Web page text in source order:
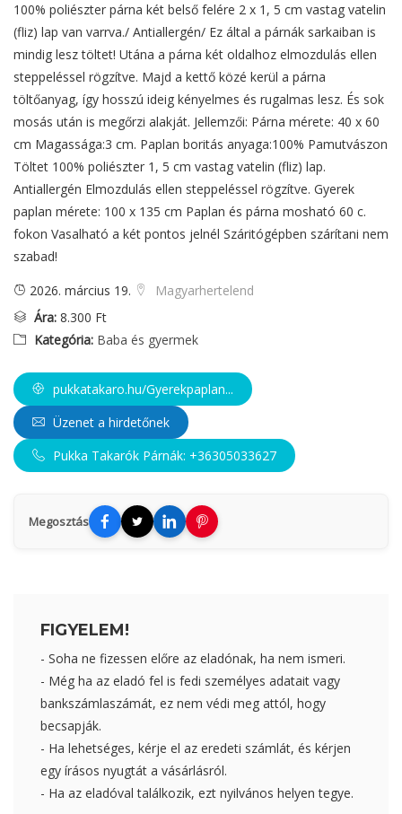
100% poliészter párna két belső felére 2 x 1, 5 cm vastag vatelin
(fliz) lap van varrva./ Antiallergén/ Ez által a párnák sarkaiban is
mindig lesz töltet! Utána a párna két oldalhoz elmozdulás ellen
steppeléssel rögzítve. Majd a kettő közé kerül a párna
töltőanyag, így hosszú ideig kényelmes és rugalmas lesz. És sok
mosás után is megőrzi alakját. Jellemzői: Párna mérete: 40 x 60
cm Magassága:3 cm. Paplan boritás anyaga:100% Pamutvászon
Töltet 100% poliészter 1, 5 cm vastag vatelin (fliz) lap.
Antiallergén Elmozdulás ellen steppeléssel rögzítve. Gyerek
paplan mérete: 100 x 135 cm Paplan és párna mosható 60 c.
fokon Vasalható a két pontos jelnél Száritógépben szárítani nem
szabad!
2026. március 19.
Magyarhertelend
Ára: 8.300 Ft
Kategória: Baba és gyermek
pukkatakaro.hu/Gyerekpaplan...
Üzenet a hirdetőnek
Pukka Takarók Párnák: +36305033627
Megosztás
FIGYELEM!
- Soha ne fizessen előre az eladónak, ha nem ismeri.
- Még ha az eladó fel is fedi személyes adatait vagy
bankszámlaszámát, ez nem védi meg attól, hogy
becsapják.
- Ha lehetséges, kérje el az eredeti számlát, és kérjen
egy írásos nyugtát a vásárlásról.
- Ha az eladóval találkozik, ezt nyilvános helyen tegye.